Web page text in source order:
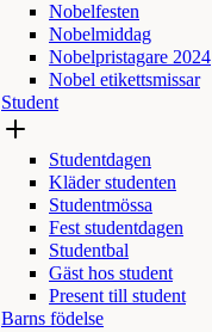
Nobelfesten
Nobelmiddag
Nobelpristagare 2024
Nobel etikettsmissar
Student
Studentdagen
Kläder studenten
Studentmössa
Fest studentdagen
Studentbal
Gäst hos student
Present till student
Barns födelse